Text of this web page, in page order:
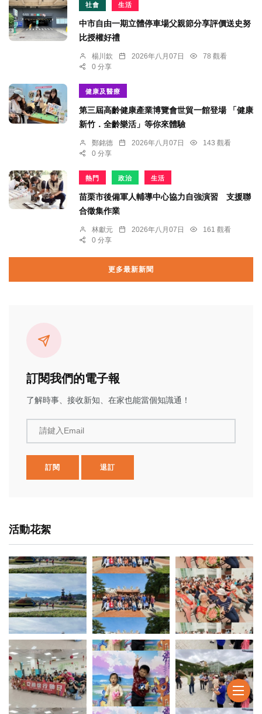
社會 生活
中市自由一期立體停車場父親節分享評價送史努
比授權好禮
楊川欽 2026年八月07日
78 觀看
0 分享
健康及醫療
第三屆高齡健康產業博覽會世貿一館登場 「健康
新竹．全齡樂活」等你來體驗
鄭銘德 2026年八月07日
143 觀看
0 分享
熱門 政治 生活
苗栗市後備軍人輔導中心協力自強演習 支援聯
合徵集作業
林獻元 2026年八月07日
161 觀看
0 分享
更多最新新聞
訂閱我們的電子報
了解時事、接收新知、在家也能當個知識通！
請鍵入Email
訂閱 退訂
活動花絮